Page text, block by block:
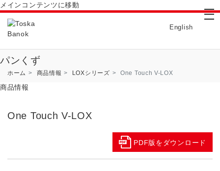
メインコンテンツに移動
English
パンくず
ホーム 商品情報 LOXシリーズ One Touch V-LOX
商品情報
One Touch V-LOX
PDF版をダウンロード